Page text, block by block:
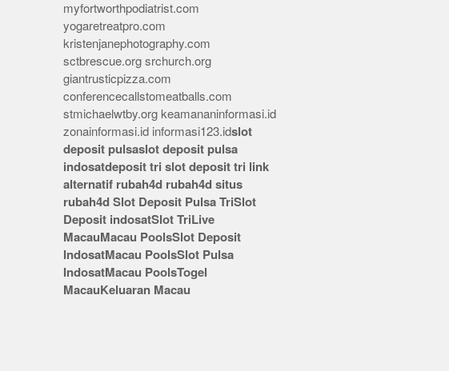
myfortworthpodiatrist.com
yogaretreatpro.com
kristenjanephotography.com
sctbrescue.org srchurch.org
giantrusticpizza.com
conferencecallstomeatballs.com
stmichaelwtby.org keamananinformasi.id
zonainformasi.id informasi123.idslot
deposit pulsaslot deposit pulsa
indosatdeposit tri slot deposit tri link
alternatif rubah4d rubah4d situs
rubah4d Slot Deposit Pulsa TriSlot
Deposit indosatSlot TriLive
MacauMacau PoolsSlot Deposit
IndosatMacau PoolsSlot Pulsa
IndosatMacau PoolsTogel
MacauKeluaran Macau